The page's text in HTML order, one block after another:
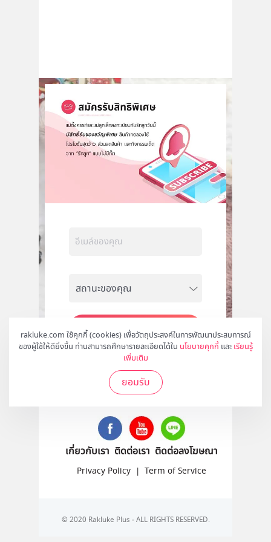
rakluke.com ใช้คุกกี้ (cookies) เพื่อวัตถุประสงค์ในการพัฒนาประสบการณ์
ของผู้ใช้ให้ดียิ่งขึ้น ท่านสามารถศึกษารายละเอียดได้ใน นโยบายคุกกี้ และ เรียนรู้
เพิ่มเติม
ยอมรับ
สมัคร
ติดตามเราได้ที่
เกี่ยวกับเรา ติดต่อเรา ติดต่อลงโฆษณา
Privacy Policy | Term of Service
© 2020 Rakluke Plus - ALL RIGHTS RESERVED.